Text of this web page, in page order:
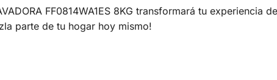
FF0814WA1ES 8KG transformará tu experiencia
parte de tu hogar hoy mismo!